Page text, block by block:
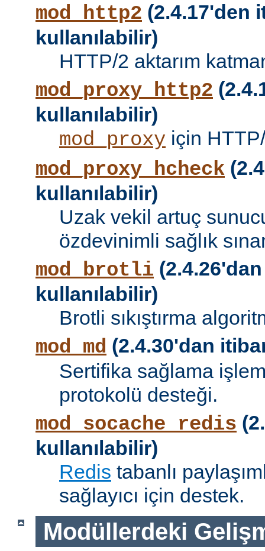
mod_http2 (2.4.17'den
kullanılabilir)
HTTP/2 aktarım
mod_proxy_http2
kullanılabilir)
mod_proxy için
mod_proxy_hcheck
kullanılabilir)
Uzak vekil artuç
özdevinimli sağlık
mod_brotli
kullanılabilir)
Brotli sıkıştırma
mod_md (2.4.30'dan
Sertifika sağlama
protokolü desteği.
mod_socache_redis
kullanılabilir)
Redis tabanlı
sağlayıcı için destek.
Modüllerdeki